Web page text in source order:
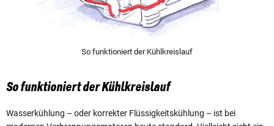
So funktioniert der Kühlkreislauf
So funktioniert der Kühlkreislauf
Wasserkühlung – oder korrekter Flüssigkeitskühlung – ist bei